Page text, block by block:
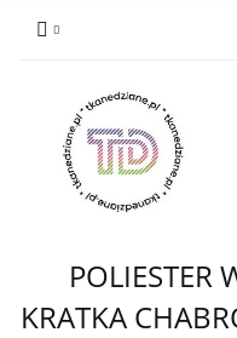
POLIESTER
KRATKA